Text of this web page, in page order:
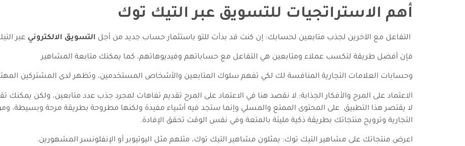
أهم الاستراتجيات للتسويق عبر التيك توك
التفاعل مع الآخرين لجذب متابعين لحسابك: إن كنت قد بدأت للتو باستثمار حساب جديد من أجل التسويق الالكتروني عبر
فإن أفضل طريقة لتكسب عملاء ومتابعين هي التفاعل مع حساباتهم وفيديوهاتهم، كما يمكنك متابعة المشاهير
وحسابات العلامات التجارية المنافسة لك لكي تفهم سلوك المتابعين والأشخاص المستخدمين، وتظهر لدى المشتركين
الاعتماد على المرح والأفكار الجذابة: لا نقصد هنا في الاعتماد على المرح تقديم تفاهات لمجرد جذب عدد متابعين، ولكن
لا يقتصر هذا التطبيق على المحتوى الممتع والمسلي وإنما ستجد فيه أشياء مفيدة ولكنها مطروحة بطريقة مرحة وبسيطة،
التجارية وترويج منتجاتك بطريقة ذكية مليئة بالمتعة وفي نفس الوقت تحقق الإفادة.
اعرض منتجاتك على مشاهير التيك توك: يمثلون مشاهير التيك توك، مثلهم مثل اليوتيوبر أو الإنفلونسر المشهورين.